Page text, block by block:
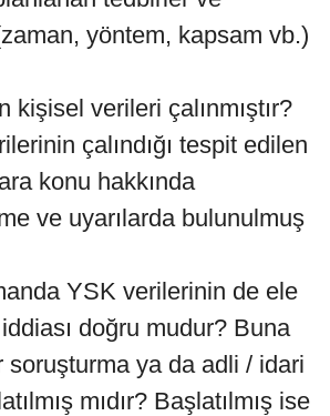
yöntem, kapsam vb.)
kişisel verileri çalınmıştır?
çalındığı tespit edilen
konu hakkında
ve uyarılarda bulunulmuş
YSK verilerinin de ele
doğru mudur? Buna
soruşturma ya da adli / idari
mıdır? Başlatılmış ise